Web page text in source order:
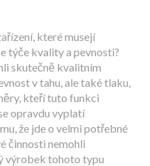
které musejí
týče kvality a pevnosti?
skutečně kvalitním
v tahu, ale také tlaku,
, kteří tuto funkci
opravdu vyplatí
že jde o velmi potřebné
činnosti nemohli
výrobek tohoto typu